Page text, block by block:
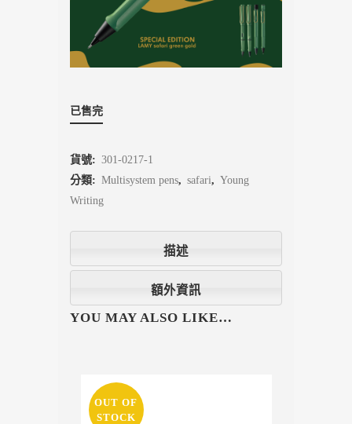
已售完
貨號: 301-0217-1
分類: Multisystem pens, safari, Young
Writing
描述
額外資訊
YOU MAY ALSO LIKE…
OUT OF
STOCK